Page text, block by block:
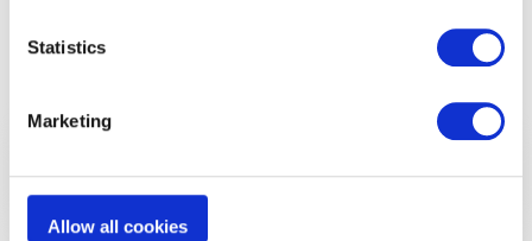
Statistics
Marketing
Allow all cookies
Dokumenty